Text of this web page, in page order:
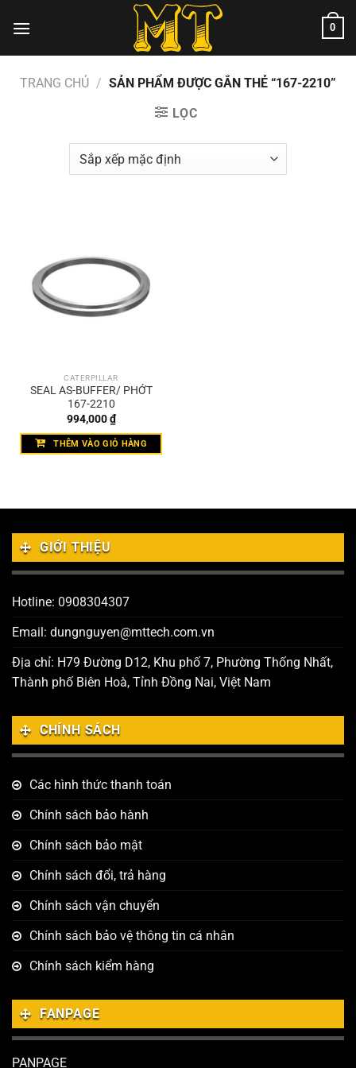
đến
0
TRANG CHỦ / SẢN PHẨM ĐƯỢC GẮN THẺ “167-2210”
LỌC
CATERPILLAR
SEAL AS-BUFFER/ PHỚT
167-2210
994,000₫
THÊM VÀO GIỎ HÀNG
GIỚI THIỆU
Hotline: 0908304307
Email: dungnguyen@mttech.com.vn
Địa chỉ: H79 Đường D12, Khu phố 7, Phường Thống Nhất,
Thành phố Biên Hoà, Tỉnh Đồng Nai, Việt Nam
CHÍNH SÁCH
Các hình thức thanh toán
Chính sách bảo hành
Chính sách bảo mật
Chính sách đổi, trả hàng
Chính sách vận chuyển
Chính sách bảo vệ thông tin cá nhân
Chính sách kiểm hàng
FANPAGE
PANPAGE